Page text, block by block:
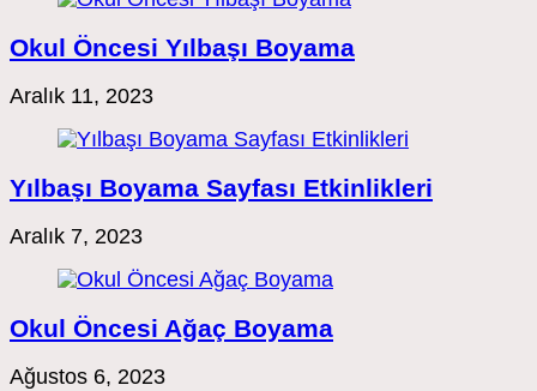
Okul Öncesi Yılbaşı Boyama
Aralık 11, 2023
Yılbaşı Boyama Sayfası Etkinlikleri
Aralık 7, 2023
Okul Öncesi Ağaç Boyama
Ağustos 6, 2023